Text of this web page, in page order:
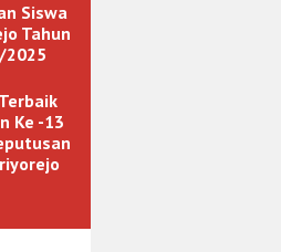
Siswa
Tahun
2025
Ke -13